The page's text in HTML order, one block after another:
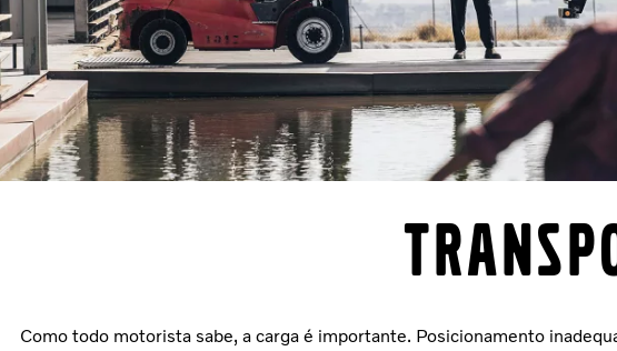
Como todo motorista sabe, a carga é importante. Posicionamento